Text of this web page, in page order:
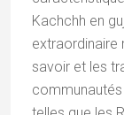
Kachchh en
extraordinaire
savoir et les
communautés